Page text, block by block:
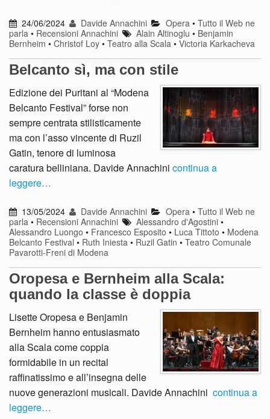
24/06/2024 Davide Annachini Opera• Tutto il Web ne
parla • Recensioni Annachini Alain Altinoglu • Benjamin
Bernheim • Christof Loy • Teatro alla Scala • Victoria Karkacheva
Belcanto sì, ma con stile
Edizione dei Puritani al “Modena
Belcanto Festival” forse non
sempre centrata stilisticamente
ma con l’asso vincente di Ruzil
Gatin, tenore di luminosa
caratura belliniana. Davide Annachini continua a
leggere…
13/05/2024 Davide Annachini Opera• Tutto il Web ne
parla • Recensioni Annachini Alessandro d'Agostini •
Alessandro Luongo • Francesco Esposito • Luca Tittoto • Modena
Belcanto Festival • Ruth Iniesta • Ruzil Gatin • Teatro Comunale
Pavarotti-Freni di Modena
Oropesa e Bernheim alla Scala:
quando la classe è doppia
Lisette Oropesa e Benjamin
Bernheim hanno entusiasmato
alla Scala come coppia
formidabile in un recital
raffinatissimo e all’insegna delle
nuove generazioni musicali. Davide Annachini continua a
leggere…